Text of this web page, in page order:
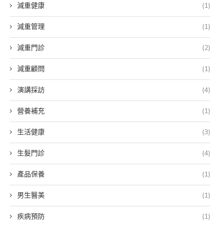
減重健康 (1)
減重管理 (1)
減重門診 (2)
減重顧問 (1)
演講採訪 (4)
營養補充 (1)
生活健康 (3)
生髮門診 (4)
產品保養 (1)
男生醫美 (1)
疾病預防 (1)